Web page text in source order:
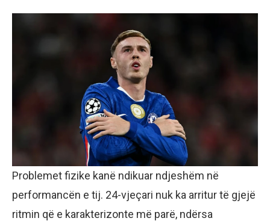
Problemet fizike kanë ndikuar ndjeshëm në
performancën e tij. 24-vjeçari nuk ka arritur të gjejë
ritmin që e karakterizonte më parë, ndërsa